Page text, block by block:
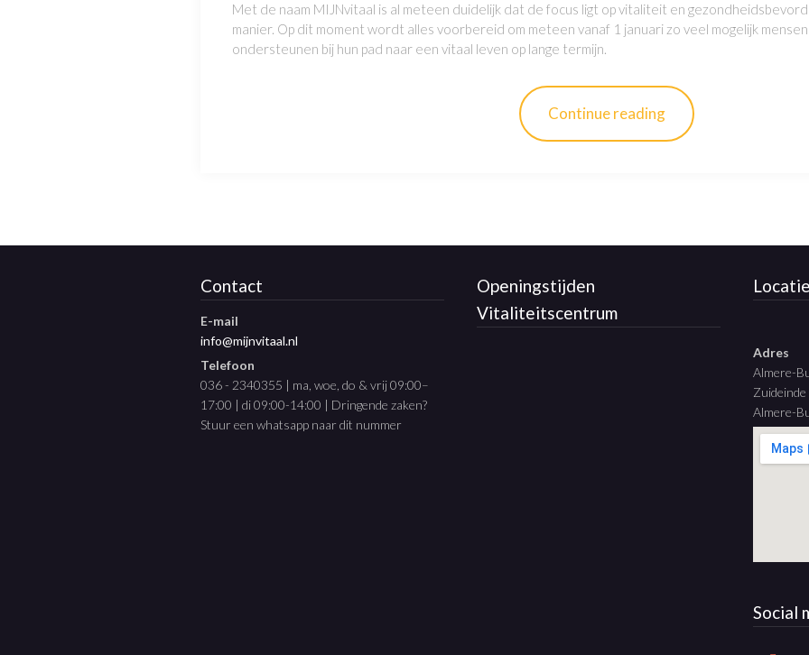
Met de naam MIJNvitaal is al meteen duidelijk dat de focus ligt op vitaliteit en
manier. Op dit moment wordt alles voorbereid om meteen vanaf 1 januari zo veel mogelijk
ondersteunen bij hun pad naar een vitaal leven op lange termijn.
Continue reading
Contact
E-mail
info@mijnvitaal.nl
Telefoon
036 - 2340355 | ma, woe, do & vrij 09:00–
17:00 | di 09:00-14:00 | Dringende zaken?
Stuur een whatsapp naar dit nummer
Openingstijden
Vitaliteitscentrum
Locatie
Adres
Almere-
Zuideinde
Almere-
Social